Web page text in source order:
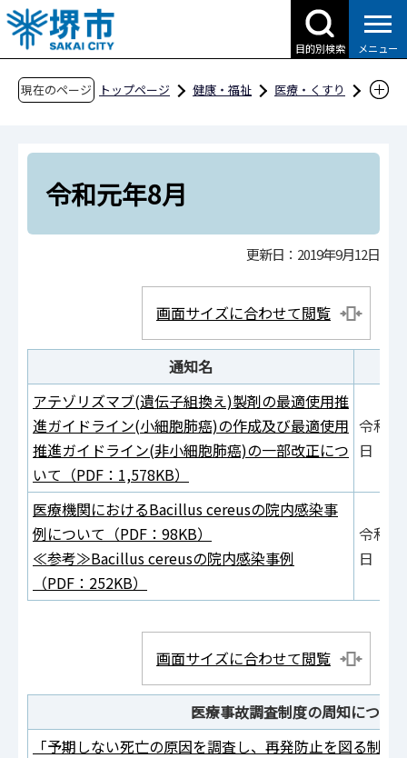
こ
の
ペ
目的別検索 メニュー
現在のページ トップページ 健康・福祉
医療・くすり
国からの通知（令和元年度）
令和元年8月
令和元年8月
更新日：2019年9月12日
画面サイズに合わせて閲覧
通知名
アテゾリズマブ(遺伝子組換え)製剤の最適使用推
進ガイドライン(小細胞肺癌)の作成及び最適使用
推進ガイドライン(非小細胞肺癌)の一部改正につ
いて（PDF：1,578KB）
令和
日
医療機関におけるBacillus cereusの院内感染事
例について（PDF：98KB）
≪参考≫Bacillus cereusの院内感染事例
（PDF：252KB）
令和
日
画面サイズに合わせて閲覧
医療事故調査制度の周知につい
「予期しない死亡の原因を調査し、再発防止を図る制度